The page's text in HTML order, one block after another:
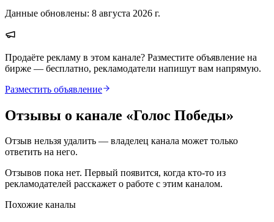
Данные обновлены: 8 августа 2026 г.
Продаёте рекламу в этом канале? Разместите объявление на
бирже — бесплатно, рекламодатели напишут вам напрямую.
Разместить объявление
Отзывы о канале «Голос Победы»
Отзыв нельзя удалить — владелец канала может только
ответить на него.
Отзывов пока нет. Первый появится, когда кто-то из
рекламодателей расскажет о работе с этим каналом.
Похожие каналы